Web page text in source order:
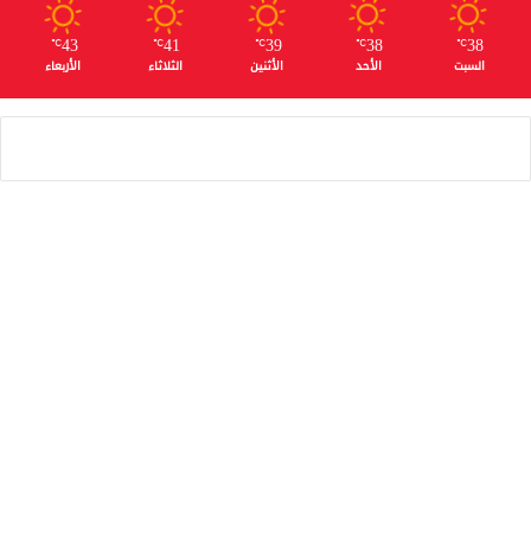
38
℃
السبت
38
℃
الأحد
39
℃
الأثنين
41
℃
الثلاثاء
43
℃
الأربعاء